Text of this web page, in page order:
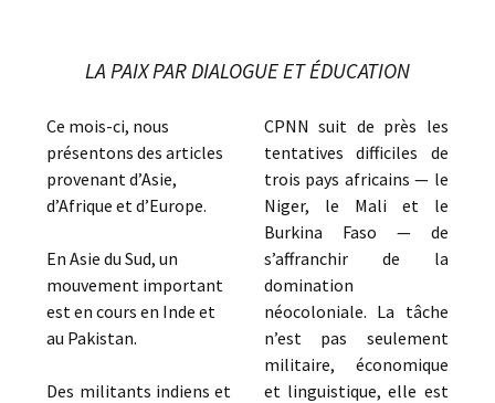
LA PAIX PAR DIALOGUE ET ÉDUCATION
Ce mois-ci, nous
présentons des articles
provenant d’Asie,
d’Afrique et d’Europe.
En Asie du Sud, un
mouvement important
est en cours en Inde et
au Pakistan.
Des militants indiens et
CPNN suit de près les
tentatives difficiles de
trois pays africains — le
Niger, le Mali et le
Burkina Faso — de
s’affranchir de la
domination
néocoloniale. La tâche
n’est pas seulement
militaire, économique
et linguistique, elle est